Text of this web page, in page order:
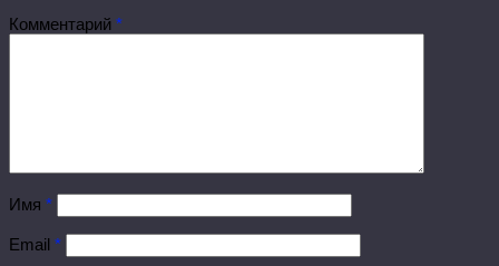
Комментарий *
Имя *
Email *